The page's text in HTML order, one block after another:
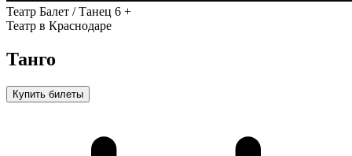
Театр Балет / Танец 6 +
Театр в Краснодаре
Танго
Купить билеты